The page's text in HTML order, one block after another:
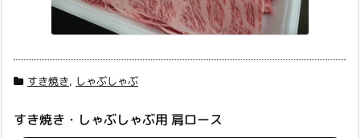
すき焼き, しゃぶしゃぶ
すき焼き・しゃぶしゃぶ用 肩ロース